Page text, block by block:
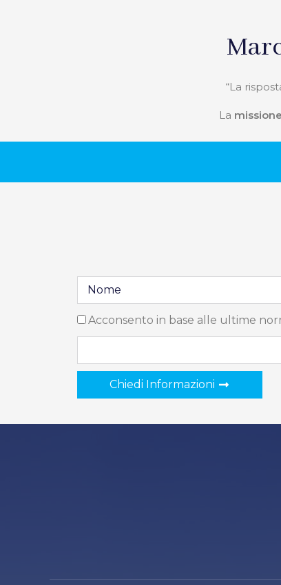
“La
La missione
Acconsento in base alle ultime
Chiedi Informazioni